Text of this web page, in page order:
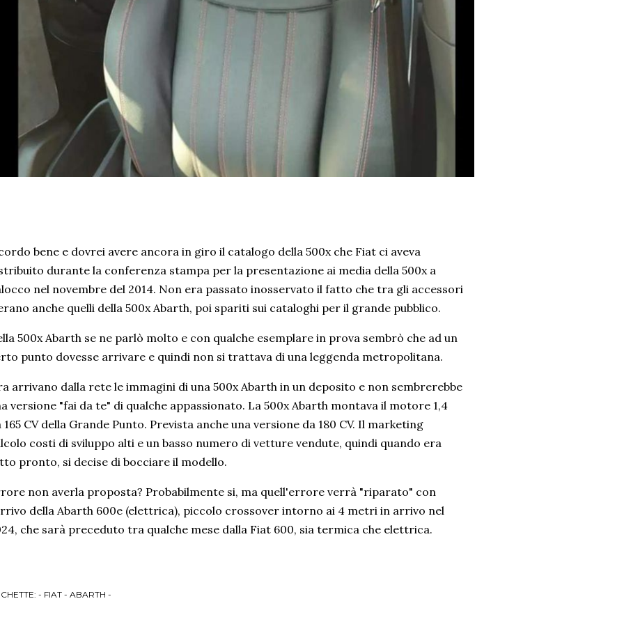
bene e dovrei avere ancora in giro il catalogo della 500x che Fiat ci aveva
durante la conferenza stampa per la presentazione ai media della 500x a
nel novembre del 2014. Non era passato inosservato il fatto che tra gli accessori
anche quelli della 500x Abarth, poi spariti sui cataloghi per il grande pubblico.
500x Abarth se ne parlò molto e con qualche esemplare in prova sembrò che ad un
punto dovesse arrivare e quindi non si trattava di una leggenda metropolitana.
arrivano dalla rete le immagini di una 500x Abarth in un deposito e non sembrerebbe
versione "fai da te" di qualche appassionato. La 500x Abarth montava il motore 1,4
165 CV della Grande Punto. Prevista anche una versione da 180 CV. Il marketing
costi di sviluppo alti e un basso numero di vetture vendute, quindi quando era
pronto, si decise di bocciare il modello.
non averla proposta? Probabilmente si, ma quell'errore verrà "riparato" con
della Abarth 600e (elettrica), piccolo crossover intorno ai 4 metri in arrivo nel
che sarà preceduto tra qualche mese dalla Fiat 600, sia termica che elettrica.
- FIAT - ABARTH -